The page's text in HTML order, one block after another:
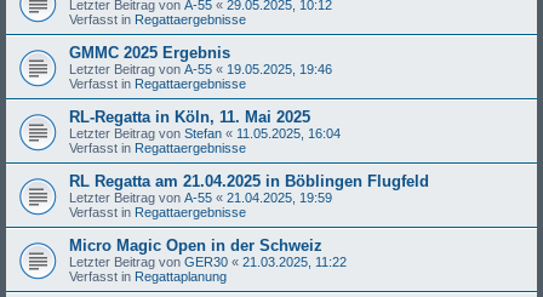
Letzter Beitrag von A-55 « 29.05.2025, 10:12
Verfasst in Regattaergebnisse
GMMC 2025 Ergebnis
Letzter Beitrag von A-55 « 19.05.2025, 19:46
Verfasst in Regattaergebnisse
RL-Regatta in Köln, 11. Mai 2025
Letzter Beitrag von Stefan « 11.05.2025, 16:04
Verfasst in Regattaergebnisse
RL Regatta am 21.04.2025 in Böblingen Flugfeld
Letzter Beitrag von A-55 « 21.04.2025, 19:59
Verfasst in Regattaergebnisse
Micro Magic Open in der Schweiz
Letzter Beitrag von GER30 « 21.03.2025, 11:22
Verfasst in Regattaplanung